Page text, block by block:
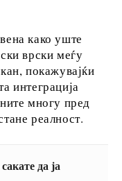
како уште
врски меѓу
покажувајќи
интеграција
многу пред
реалност.
да ја